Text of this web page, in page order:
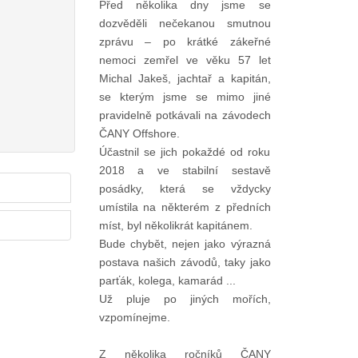
Před několika dny jsme se
dozvěděli nečekanou smutnou
zprávu – po krátké zákeřné
nemoci zemřel ve věku 57 let
Michal Jakeš, jachtař a kapitán,
se kterým jsme se mimo jiné
pravidelně potkávali na závodech
ČANY Offshore.
Účastnil se jich pokaždé od roku
2018 a ve stabilní sestavě
posádky, která se vždycky
umístila na některém z předních
míst, byl několikrát kapitánem.
Bude chybět, nejen jako výrazná
postava našich závodů, taky jako
parťák, kolega, kamarád ...
Už pluje po jiných mořích,
vzpomínejme.
Z několika ročníků ČANY